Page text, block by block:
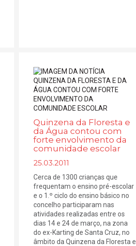
Quinzena da Floresta e
da Água contou com
forte envolvimento da
comunidade escolar
25.03.2011
Cerca de 1300 crianças que
frequentam o ensino pré-escolar
e o 1.º ciclo do ensino básico no
concelho participaram nas
atividades realizadas entre os
dias 14 e 24 de março, na zona
do ex-Karting de Santa Cruz, no
âmbito da Quinzena da Floresta e